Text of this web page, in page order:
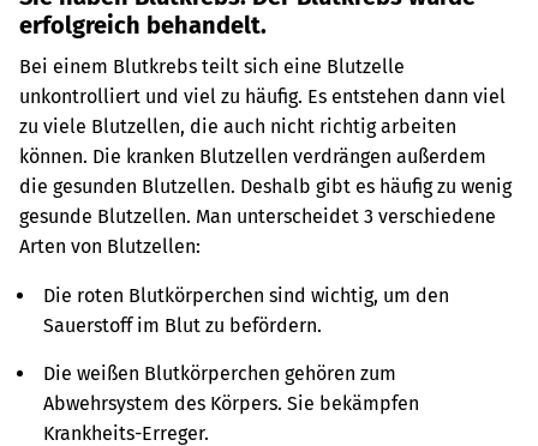
erfolgreich behandelt.
Bei einem Blutkrebs teilt sich eine Blutzelle
unkontrolliert und viel zu häufig. Es entstehen dann viel
zu viele Blutzellen, die auch nicht richtig arbeiten
können. Die kranken Blutzellen verdrängen außerdem
die gesunden Blutzellen. Deshalb gibt es häufig zu wenig
gesunde Blutzellen. Man unterscheidet 3 verschiedene
Arten von Blutzellen:
Die roten Blutkörperchen sind wichtig, um den
Sauerstoff im Blut zu befördern.
Die weißen Blutkörperchen gehören zum
Abwehrsystem des Körpers. Sie bekämpfen
Krankheits-Erreger.